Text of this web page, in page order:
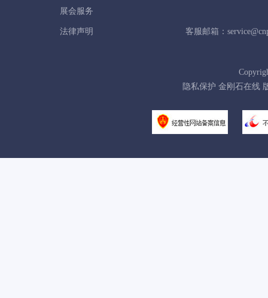
展会服务
法律声明 客服邮箱：
隐私保护 金刚石在线